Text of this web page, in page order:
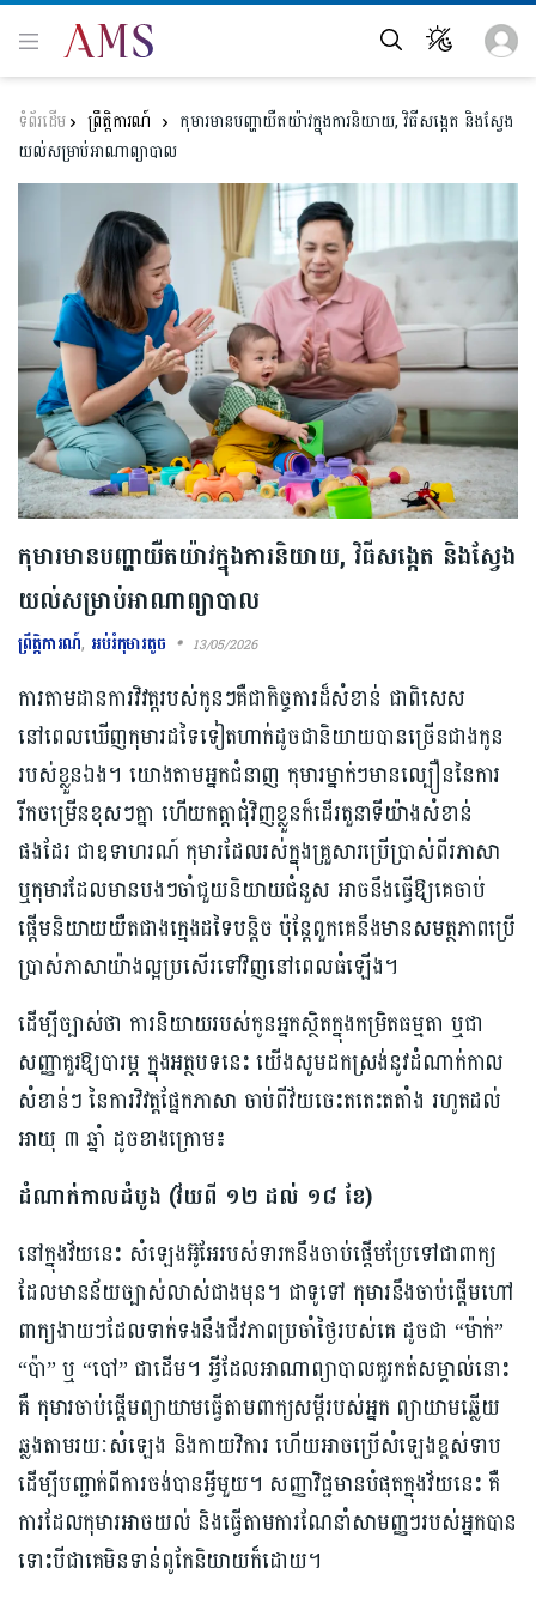
ព្រឹត្តិការណ៍
កុមារមានបញ្ហាយឺតយ៉ាវក្នុងការនិយាយ, វិធីសង្កេត និងស្វែង
យល់សម្រាប់អាណាព្យាបាល
កុមារមានបញ្ហាយឺតយ៉ាវក្នុងការនិយាយ, វិធីសង្កេត និងស្វែង
យល់សម្រាប់អាណាព្យាបាល
ព្រឹត្តិការណ៍, អប់រំកុមារតូច 13/05/2026
ការតាមដានការវិវត្តរបស់កូនៗគឺជាកិច្ចការដ៏សំខាន់ ជាពិសេស
នៅពេលឃើញកុមារដទៃទៀតហាក់ដូចជានិយាយបានច្រើនជាងកូន
របស់ខ្លួនឯង។ យោងតាមអ្នកជំនាញ កុមារម្នាក់ៗមានល្បឿននៃការ
រីកចម្រើនខុសៗគ្នា ហើយកត្តាជុំវិញខ្លួនក៏ដើរតួនាទីយ៉ាងសំខាន់
ផងដែរ ជាឧទាហរណ៍ កុមារដែលរស់ក្នុងគ្រួសារប្រើប្រាស់ពីរភាសា
ឬកុមារដែលមានបងៗចាំជួយនិយាយជំនួស អាចនឹងធ្វើ​ឱ្យ​គេ​ចាប់
ផ្ដើមនិយាយយឺតជាងក្មេងដទៃបន្តិច ប៉ុន្តែពួកគេនឹងមានសមត្ថភាពប្រើ
ប្រាស់ភាសាយ៉ាងល្អប្រសើរទៅវិញនៅពេលធំឡើង។
ដើម្បីច្បាស់ថា ការនិយាយរបស់កូនអ្នកស្ថិតក្នុងកម្រិតធម្មតា ឬជា
សញ្ញាគួរឱ្យបារម្ភ ក្នុងអត្ថបទនេះ យើងសូមដកស្រង់នូវដំណាក់កាល
សំខាន់ៗ នៃការវិវត្តផ្នែកភាសា ចាប់ពីវ័យចេះតតេះតតាំង រហូតដល់
អាយុ ៣ ឆ្នាំ ដូចខាងក្រោម៖
ដំណាក់កាលដំបូង (វ័យពី ១២ ដល់ ១៨ ខែ)
នៅក្នុងវ័យនេះ សំឡេងអ៊ូអែរបស់ទារកនឹងចាប់ផ្ដើមប្រែទៅជាពាក្យ
ដែលមានន័យច្បាស់លាស់ជាងមុន។ ជាទូទៅ កុមារនឹងចាប់ផ្ដើមហៅ
ពាក្យងាយៗដែលទាក់ទងនឹងជីវភាពប្រចាំថ្ងៃរបស់គេ ដូចជា “ម៉ាក់”
“ប៉ា” ឬ “បៅ” ជាដើម។ អ្វីដែលអាណាព្យាបាលគួរកត់សម្គាល់នោះ
គឺ កុមារចាប់ផ្ដើមព្យាយាមធ្វើតាមពាក្យសម្ដីរបស់អ្នក ព្យាយាមឆ្លើយ
ឆ្លងតាមរយៈសំឡេង និងកាយវិការ ហើយអាចប្រើសំឡេងខ្ពស់ទាប
ដើម្បីបញ្ជាក់ពីការចង់បានអ្វីមួយ។ សញ្ញាវិជ្ជមានបំផុតក្នុងវ័យនេះ គឺ
ការដែលកុមារអាចយល់ និងធ្វើតាមការណែនាំសាមញ្ញៗរបស់អ្នកបាន
ទោះបីជាគេមិនទាន់ពូកែនិយាយក៏ដោយ។